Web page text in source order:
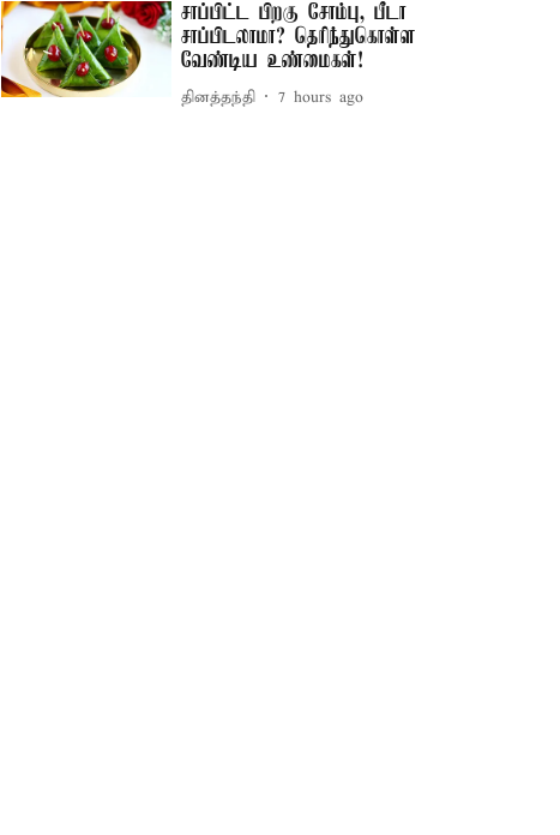
சாப்பிட்ட பிறகு சோம்பு, பீடா
சாப்பிடலாமா? தெரிந்துகொள்ள
வேண்டிய உண்மைகள்!
தினத்தந்தி 7 hours ago